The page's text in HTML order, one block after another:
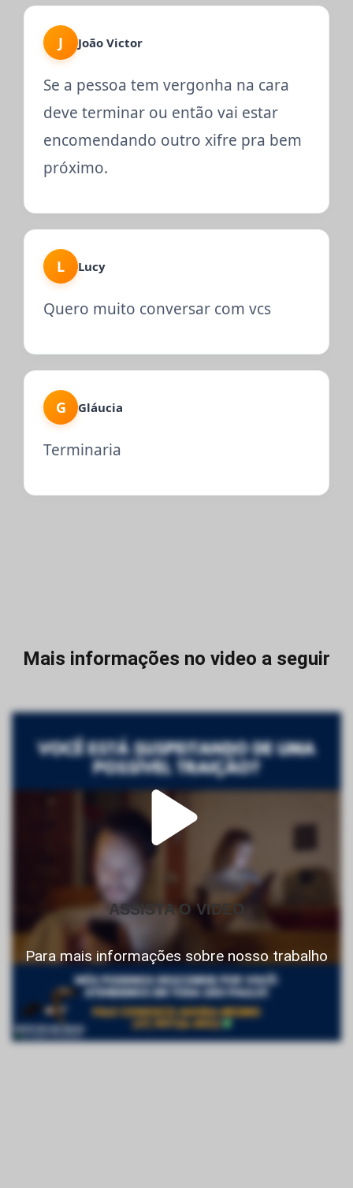
J João Victor
Se a pessoa tem vergonha na cara
deve terminar ou então vai estar
encomendando outro xifre pra bem
próximo.
L Lucy
Quero muito conversar com vcs
G Gláucia
Terminaria
Mais informações no video a seguir
ASSISTA O VIDEO
Para mais informações sobre nosso trabalho